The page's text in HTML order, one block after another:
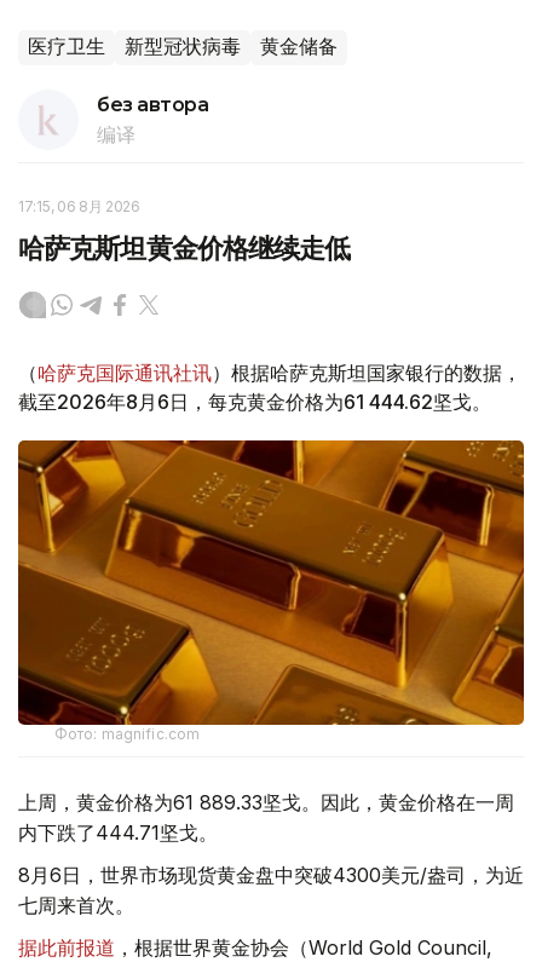
医疗卫生 新型冠状病毒 黄金储备
без автора
编译
17:15, 06 8月 2026
哈萨克斯坦黄金价格继续走低
（哈萨克国际通讯社讯）根据哈萨克斯坦国家银行的数据，
截至2026年8月6日，每克黄金价格为61 444.62坚戈。
Фото: magnific.com
上周，黄金价格为61 889.33坚戈。因此，黄金价格在一周
内下跌了444.71坚戈。
8月6日，世界市场现货黄金盘中突破4300美元/盎司，为近
七周来首次。
据此前报道 ，根据世界黄金协会（World Gold Council,